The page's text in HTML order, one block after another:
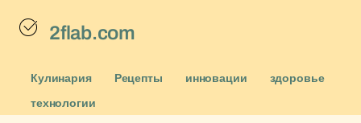
2flab.com
Кулинария Рецепты инновации
здоровье
технологии